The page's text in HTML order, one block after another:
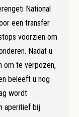
National
een transfer
voorzien om
Nadat u
om te verpozen,
beleeft u nog
wordt
aperitief bij